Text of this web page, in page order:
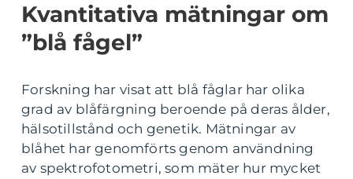
Kvantitativa mätningar om
”blå fågel”
Forskning har visat att blå fåglar har olika
grad av blåfärgning beroende på deras ålder,
hälsotillstånd och genetik. Mätningar av
blåhet har genomförts genom användning
av spektrofotometri, som mäter hur mycket